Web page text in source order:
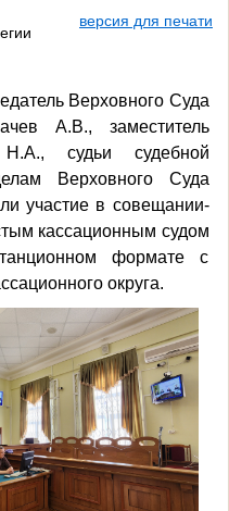
версия для печати
Верховного Суда
А.В., заместитель
Н.А., судьи судебной
Верховного Суда
участие в совещании-
кассационным судом
формате с
округа.